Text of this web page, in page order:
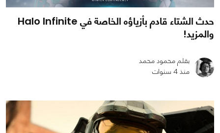
1065
0
حدث الشتاء قادم بأزياؤه الخاصة في Halo Infinite
والمزيد!
بقلم محمود محمد
منذ 4 سنوات